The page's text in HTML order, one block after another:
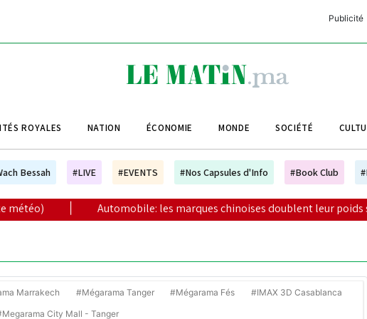
Publicité
ROYALES NATION ÉCONOMIE MONDE SOCIÉTÉ
Bessah #LIVE #EVENTS #Nos Capsules d'Info #Book Club
Automobile: les marques chinoises doublent leur poids sur le marché à
Marrakech #Mégarama Tanger #Mégarama Fés #IMAX 3D Casablanca
City Mall - Tanger